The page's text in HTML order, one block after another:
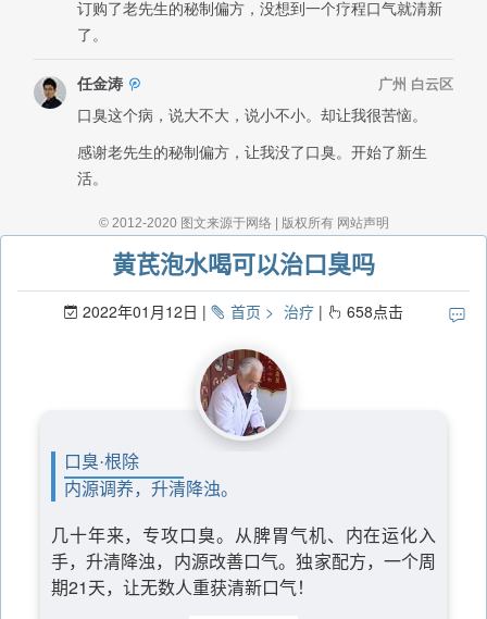
黄芪泡水喝可以治口臭吗
2022年01月12日 首页 治疗 658点击
口臭·根除
内源调养，升清降浊。
几十年来，专攻口臭。从脾胃气机、内在运化入
手，升清降浊，内源改善口气。独家配方，一个周
期21天，让无数人重获清新口气！